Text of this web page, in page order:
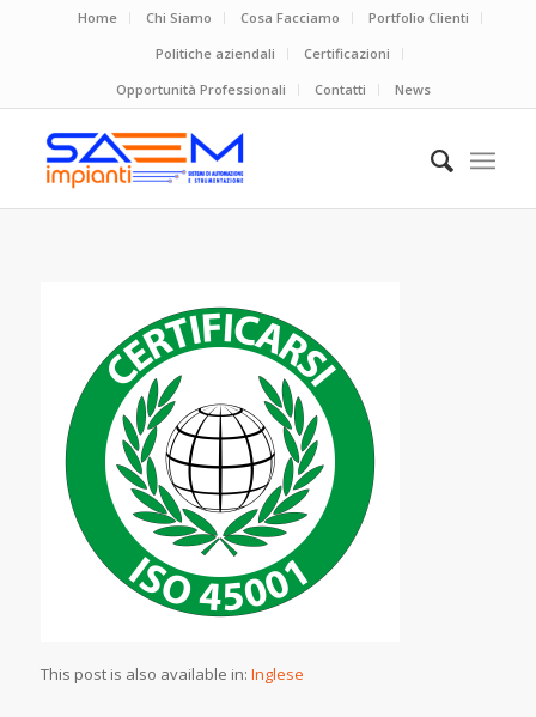
Home Chi Siamo Cosa Facciamo
Portfolio Clienti
Politiche aziendali
Certificazioni
Opportunità Professionali
Contatti News
This post is also available in: Inglese